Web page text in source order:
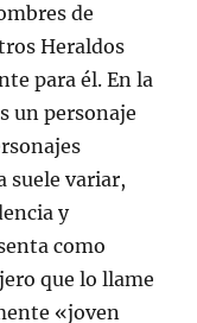
de
Heraldos
para él. En la
un personaje
suele variar,
y
como
que lo llame
«joven